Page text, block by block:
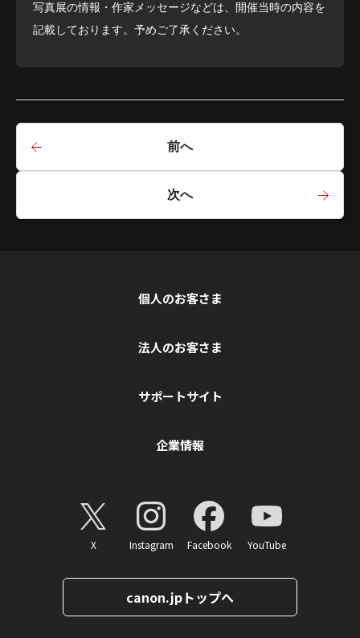
写真展の情報・作家メッセージなどは、開催当時の内容を
記載しております。予めご了承ください。
前へ
次へ
個人のお客さま
法人のお客さま
サポートサイト
企業情報
X Instagram Facebook YouTube
canon.jpトップへ